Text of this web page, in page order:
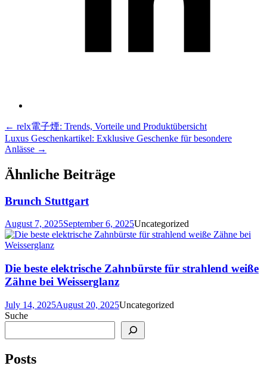
Post
navigation
← relx電子煙: Trends, Vorteile und Produktübersicht
Luxus Geschenkartikel: Exklusive Geschenke für besondere
Anlässe →
Ähnliche Beiträge
Brunch Stuttgart
August 7, 2025September 6, 2025Uncategorized
Die beste elektrische Zahnbürste für strahlend weiße
Zähne bei Weisserglanz
July 14, 2025August 20, 2025Uncategorized
Suche
Posts